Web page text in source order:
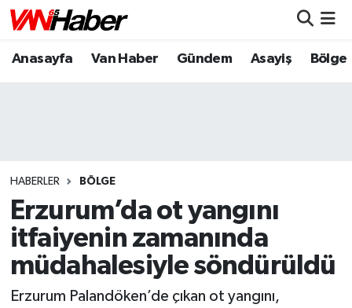
Anasayfa Van Haber Gündem Asayiş Bölge
HABERLER BÖLGE
Erzurum’da ot yangını
itfaiyenin zamanında
müdahalesiyle söndürüldü
Erzurum Palandöken’de çıkan ot yangını,
Nöbetçi Eczaneler
Puan Durumu ve Fikstür
Tüm Manşetler
Son Dakika Haberleri
Haber Arşivi